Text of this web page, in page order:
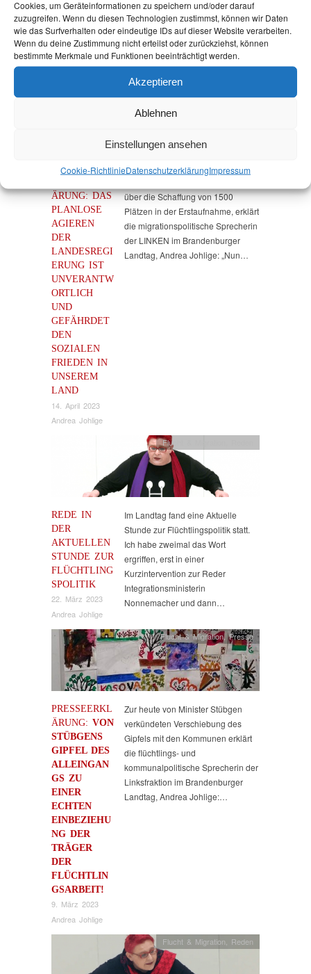
Cookies, um Geräteinformationen zu speichern und/oder darauf
zuzugreifen. Wenn du diesen Technologien zustimmst, können wir Daten
wie das Surfverhalten oder eindeutige IDs auf dieser Website verarbeiten.
Wenn du deine Zustimmung nicht erteilst oder zurückziehst, können
bestimmte Merkmale und Funktionen beeinträchtigt werden.
Akzeptieren
Ablehnen
Einstellungen ansehen
Cookie-RichtlinieDatenschutz­erklärungImpressum
ILLIONEN E
URO ZU V
ERSCHWEND
EN
Kapazitätserweiterung in der
Erstaufnahme gegeben –…
ÄRUNG: DAS
PLANLOSE
AGIEREN
DER
LANDESREGI
ERUNG IST
UNVERANTW
ORTLICH
UND
GEFÄHRDET
DEN
SOZIALEN
FRIEDEN IN
UNSEREM
LAND
14. April 2023
Andrea Johlige
Flucht & Migration
über die Schaffung von 1500
Plätzen in der Erstaufnahme, erklärt
die migrationspolitische Sprecherin
der LINKEN im Brandenburger
Landtag, Andrea Johlige: „Nun…
REDE IN
DER
AKTUELLEN
STUNDE ZUR
FLÜCHTLING
SPOLITIK
22. März 2023
Andrea Johlige
Flucht & Migration
Im Landtag fand eine Aktuelle
Stunde zur Flüchtlingspolitik statt.
Ich habe zweimal das Wort
ergriffen, erst in einer
Kurzintervention zur Reder
Integrationsministerin
Nonnemacher und dann…
PRESSEERKL
ÄRUNG: VON
STÜBGENS
GIPFEL DES
ALLEINGAN
GS ZU
EINER
ECHTEN
EINBEZIEHU
NG DER
TRÄGER
DER
FLÜCHTLIN
GSARBEIT!
9. März 2023
Andrea Johlige
Flucht & Migration,Presse
Zur heute von Minister Stübgen
verkündeten Verschiebung des
Gipfels mit den Kommunen erklärt
die flüchtlings- und
kommunalpolitische Sprecherin der
Linksfraktion im Brandenburger
Landtag, Andrea Johlige:…
Flucht & Migration Reden